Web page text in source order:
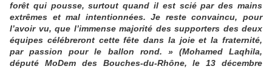
forêt qui pousse, surtout quand il est scié par des mains
extrêmes et mal intentionnées. Je reste convaincu, pour
l’avoir vu, que l’immense majorité des supporters des deux
équipes célébreront cette fête dans la joie et la fraternité,
par passion pour le ballon rond. » (Mohamed Laqhila,
député MoDem des Bouches-du-Rhône, le 13 décembre